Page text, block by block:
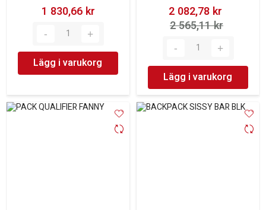
1 830,66 kr‎
Lägg i varukorg
2 082,78 kr‎
2 565,11 kr‎
Lägg i varukorg